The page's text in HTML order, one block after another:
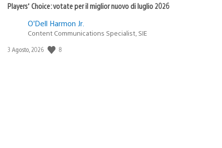
Players’ Choice: votate per il miglior nuovo di luglio 2026
O’Dell Harmon Jr.
Content Communications Specialist, SIE
Data
3 Agosto, 2026 8